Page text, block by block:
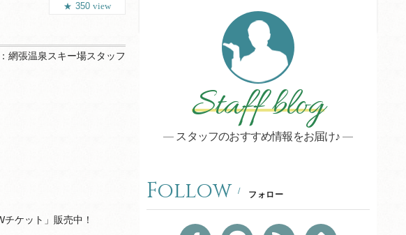
350 view
網張温泉スキー場スタッフ
ケット」販売中！
Staff blog
スタッフのおすすめ情報をお届け♪
Follow フォロー